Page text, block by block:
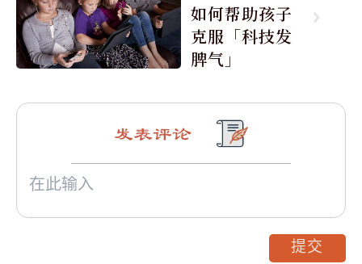
如何帮助孩子
克服「科技发
脾气」
发表评论
提交